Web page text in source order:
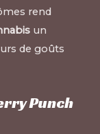
rend
un
de goûts
Punch